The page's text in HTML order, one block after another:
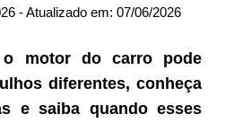
- Atualizado em: 07/06/2026
o motor do carro pode
diferentes, conheça
e saiba quando esses